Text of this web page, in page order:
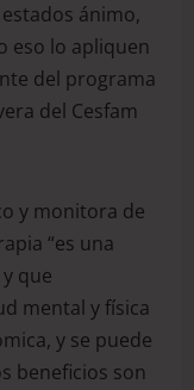
ánimo,
eso lo apliquen
del programa
del Cesfam
y monitora de
“es una
que
mental y física
y se puede
beneficios son